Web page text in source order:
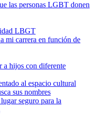
las personas LGBT donen
LBGT
mi carrera en función de
a hijos con diferente
al espacio cultural
sus nombres
seguro para la